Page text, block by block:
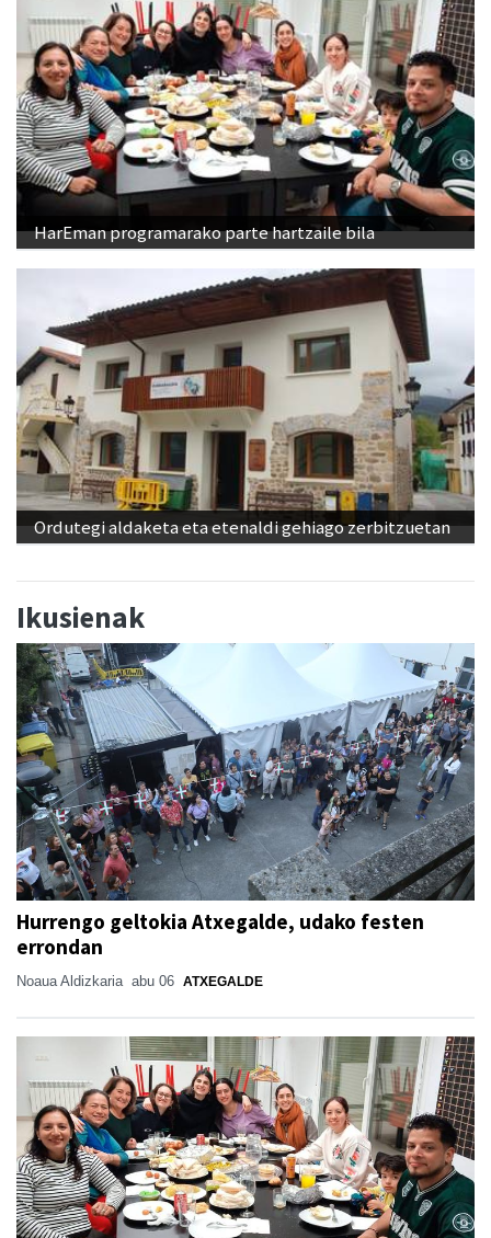
HarEman programarako parte hartzaile bila
Ordutegi aldaketa eta etenaldi gehiago zerbitzuetan
Ikusienak
Hurrengo geltokia Atxegalde, udako festen
errondan
Noaua Aldizkaria abu 06 ATXEGALDE